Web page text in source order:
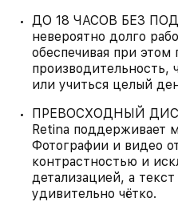
ДО 18 ЧАСОВ БЕЗ
невероятно долго
обеспечивая при
производительность,
или учиться целый
ПРЕВОСХОДНЫЙ
Retina поддерживает
Фотографии и видео
контрастностью и
детализацией, а текст
удивительно чётко.